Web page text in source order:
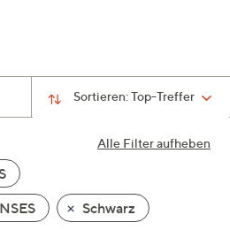
Sortieren:Top-Treffer
Alle Filter aufheben
Schwarz